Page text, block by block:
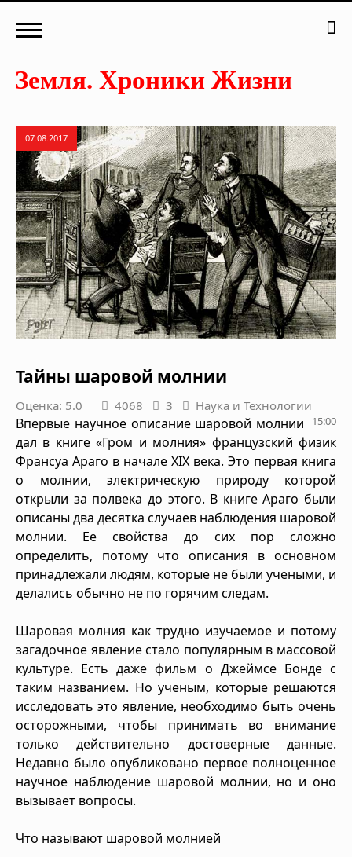
07.08.2017
Тайны шаровой молнии
Оценка: 5.0 4068 3 Наука и Технологии
15:00
Впервые научное описание шаровой молнии
дал в книге «Гром и молния» французский физик
Франсуа Араго в начале XIX века. Это первая книга
о молнии, электрическую природу которой
открыли за полвека до этого. В книге Араго были
описаны два десятка случаев наблюдения шаровой
молнии. Ее свойства до сих пор сложно
определить, потому что описания в основном
принадлежали людям, которые не были учеными, и
делались обычно не по горячим следам.
Шаровая молния как трудно изучаемое и потому
загадочное явление стало популярным в массовой
культуре. Есть даже фильм о Джеймсе Бонде с
таким названием. Но ученым, которые решаются
исследовать это явление, необходимо быть очень
осторожными, чтобы принимать во внимание
только действительно достоверные данные.
Недавно было опубликовано первое полноценное
научное наблюдение шаровой молнии, но и оно
вызывает вопросы.
Что называют шаровой молнией